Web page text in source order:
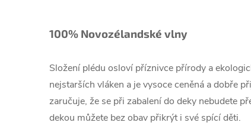
100% Novozélandské vlny
Složení plédu osloví příznivce přírody a
nejstarších vláken a je vysoce ceněná a dobře
zaručuje, že se při zabalení do deky nebudete
dekou můžete bez obav přikrýt i své spící děti.